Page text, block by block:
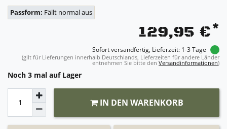
Passform: Fällt normal aus
129,95 €*
Sofort versandfertig, Lieferzeit: 1-3 Tage
(gilt für Lieferungen innerhalb Deutschlands, Lieferzeiten für andere Länder
entnehmen Sie bitte den Versandinformationen)
Noch 3 mal auf Lager
IN DEN WARENKORB